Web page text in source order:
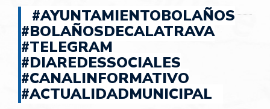
#AYUNTAMIENTOBOLAÑOS
#BOLAÑOSDECALATRAVA
#TELEGRAM
#DIAREDESSOCIALES
#CANALINFORMATIVO
#ACTUALIDADMUNICIPAL